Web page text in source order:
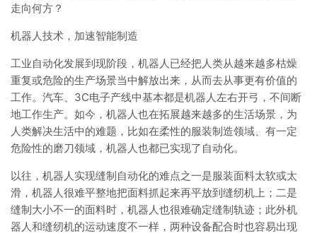
走向何方？
机器人技术，加速智能制造
工业自动化发展到现阶段，机器人已经把人类从越来越多枯燥
重复或危险的生产场景当中解放出来，从而去从事更有价值的
工作。汽车、3C电子产线中基本都是机器人左右开弓，不间断
地工作生产。如今，机器人也在拓展越来越多的生活场景，为
人类解决生活中的难题，比如在柔性的服装制造领域、有一定
危险性的磨刀领域，机器人也都已实现了自动化。
以往，机器人实现缝制自动化的难点之一是服装面料太软或太
滑，机器人很难平整地把面料抓起来再平放到缝纫机上；二是
缝制大小不一的面料时，机器人也很难确定缝制轨迹；此外机
器人和缝纫机的运动速度不一样，两种设备配合时也容易出现